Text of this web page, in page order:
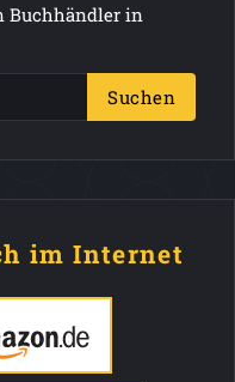
Buchhändler in
Suchen
im Internet